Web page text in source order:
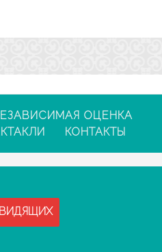
ОЦЕНКА
КОНТАКТЫ